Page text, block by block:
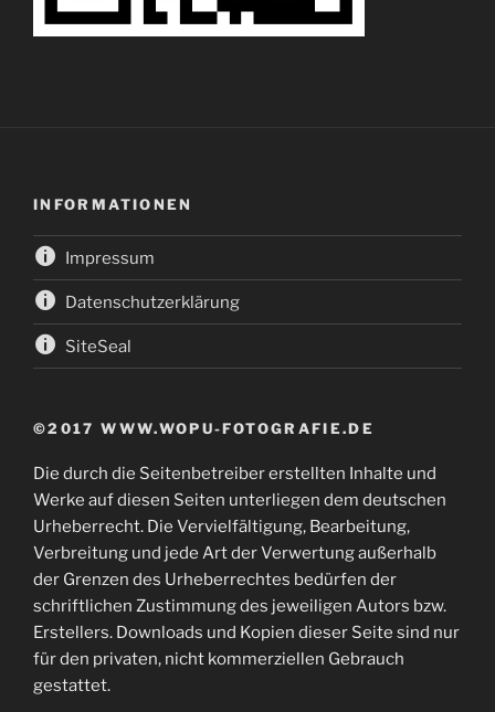
INFORMATIONEN
Impressum
Datenschutzerklärung
SiteSeal
©2017 WWW.WOPU-FOTOGRAFIE.DE
Die durch die Seitenbetreiber erstellten Inhalte und
Werke auf diesen Seiten unterliegen dem deutschen
Urheberrecht. Die Vervielfältigung, Bearbeitung,
Verbreitung und jede Art der Verwertung außerhalb
der Grenzen des Urheberrechtes bedürfen der
schriftlichen Zustimmung des jeweiligen Autors bzw.
Erstellers. Downloads und Kopien dieser Seite sind nur
für den privaten, nicht kommerziellen Gebrauch
gestattet.